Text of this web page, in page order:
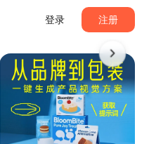
登录 注册